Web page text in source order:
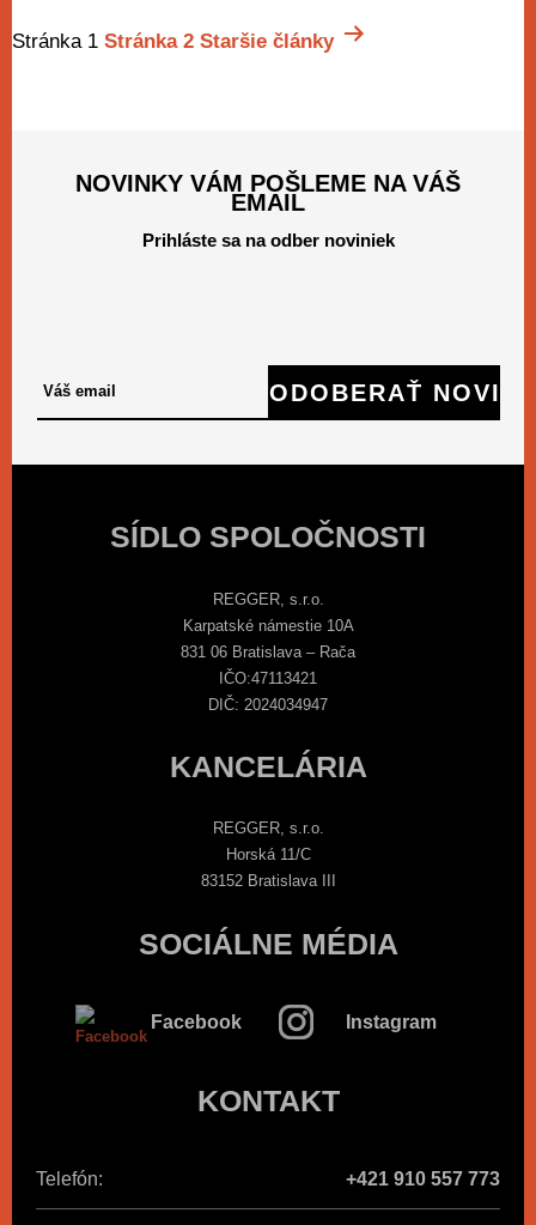
Stránka 1 Stránka 2 Staršie články
NOVINKY VÁM POŠLEME NA VÁŠ
EMAIL
Prihláste sa na odber noviniek
SÍDLO SPOLOČNOSTI
REGGER, s.r.o.
Karpatské námestie 10A
831 06 Bratislava – Rača
IČO:47113421
DIČ: 2024034947
KANCELÁRIA
REGGER, s.r.o.
Horská 11/C
83152 Bratislava III
SOCIÁLNE MÉDIA
Facebook Instagram
KONTAKT
Telefón: +421 910 557 773